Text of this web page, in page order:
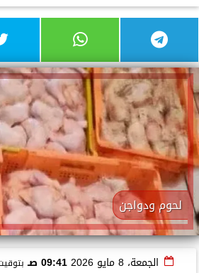
لحوم ودواجن
الجمعة، 8 مايو 2026 09:41 صـ